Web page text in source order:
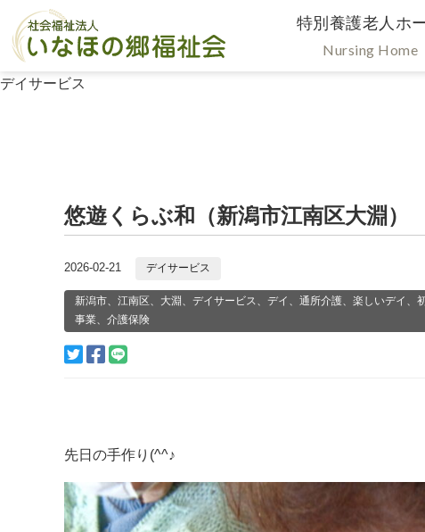
特別養護老人ホ
Nursing Home
デイサービス
悠遊くらぶ和（新潟市江南区大淵
2026-02-21 デイサービス
新潟市、江南区、大淵、デイサービス、デイ、通所介護、楽しいデイ
事業、介護保険
先日の手作り(^^♪